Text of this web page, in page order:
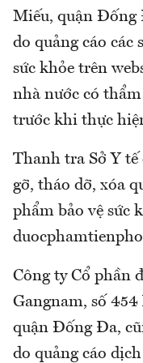
Miếu, quận Đống
do quảng cáo các
sức khỏe trên
nhà nước có
trước khi thực
Thanh tra Sở Y tế
gỡ, tháo dỡ, xóa
phẩm bảo vệ sức
Công ty Cổ phần
Gangnam, số
quận Đống Đa,
do quảng cáo